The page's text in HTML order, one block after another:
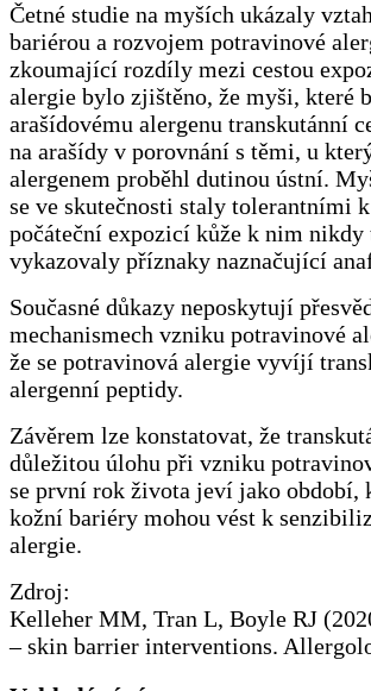
Četné studie na myších ukázaly
bariérou a rozvojem potravinové
zkoumající rozdíly mezi cestou
alergie bylo zjištěno, že myši, které
arašídovému alergenu transkutánní
na arašídy v porovnání s těmi, u
alergenem proběhl dutinou ústní.
se ve skutečnosti staly tolerantními
počáteční expozicí kůže k nim
vykazovaly příznaky naznačující
Současné důkazy neposkytují
mechanismech vzniku potravinové
že se potravinová alergie vyvíjí
alergenní peptidy.
Závěrem lze konstatovat, že
důležitou úlohu při vzniku
se první rok života jeví jako období,
kožní bariéry mohou vést k
alergie.
Zdroj:
Kelleher MM, Tran L, Boyle RJ
– skin barrier interventions.